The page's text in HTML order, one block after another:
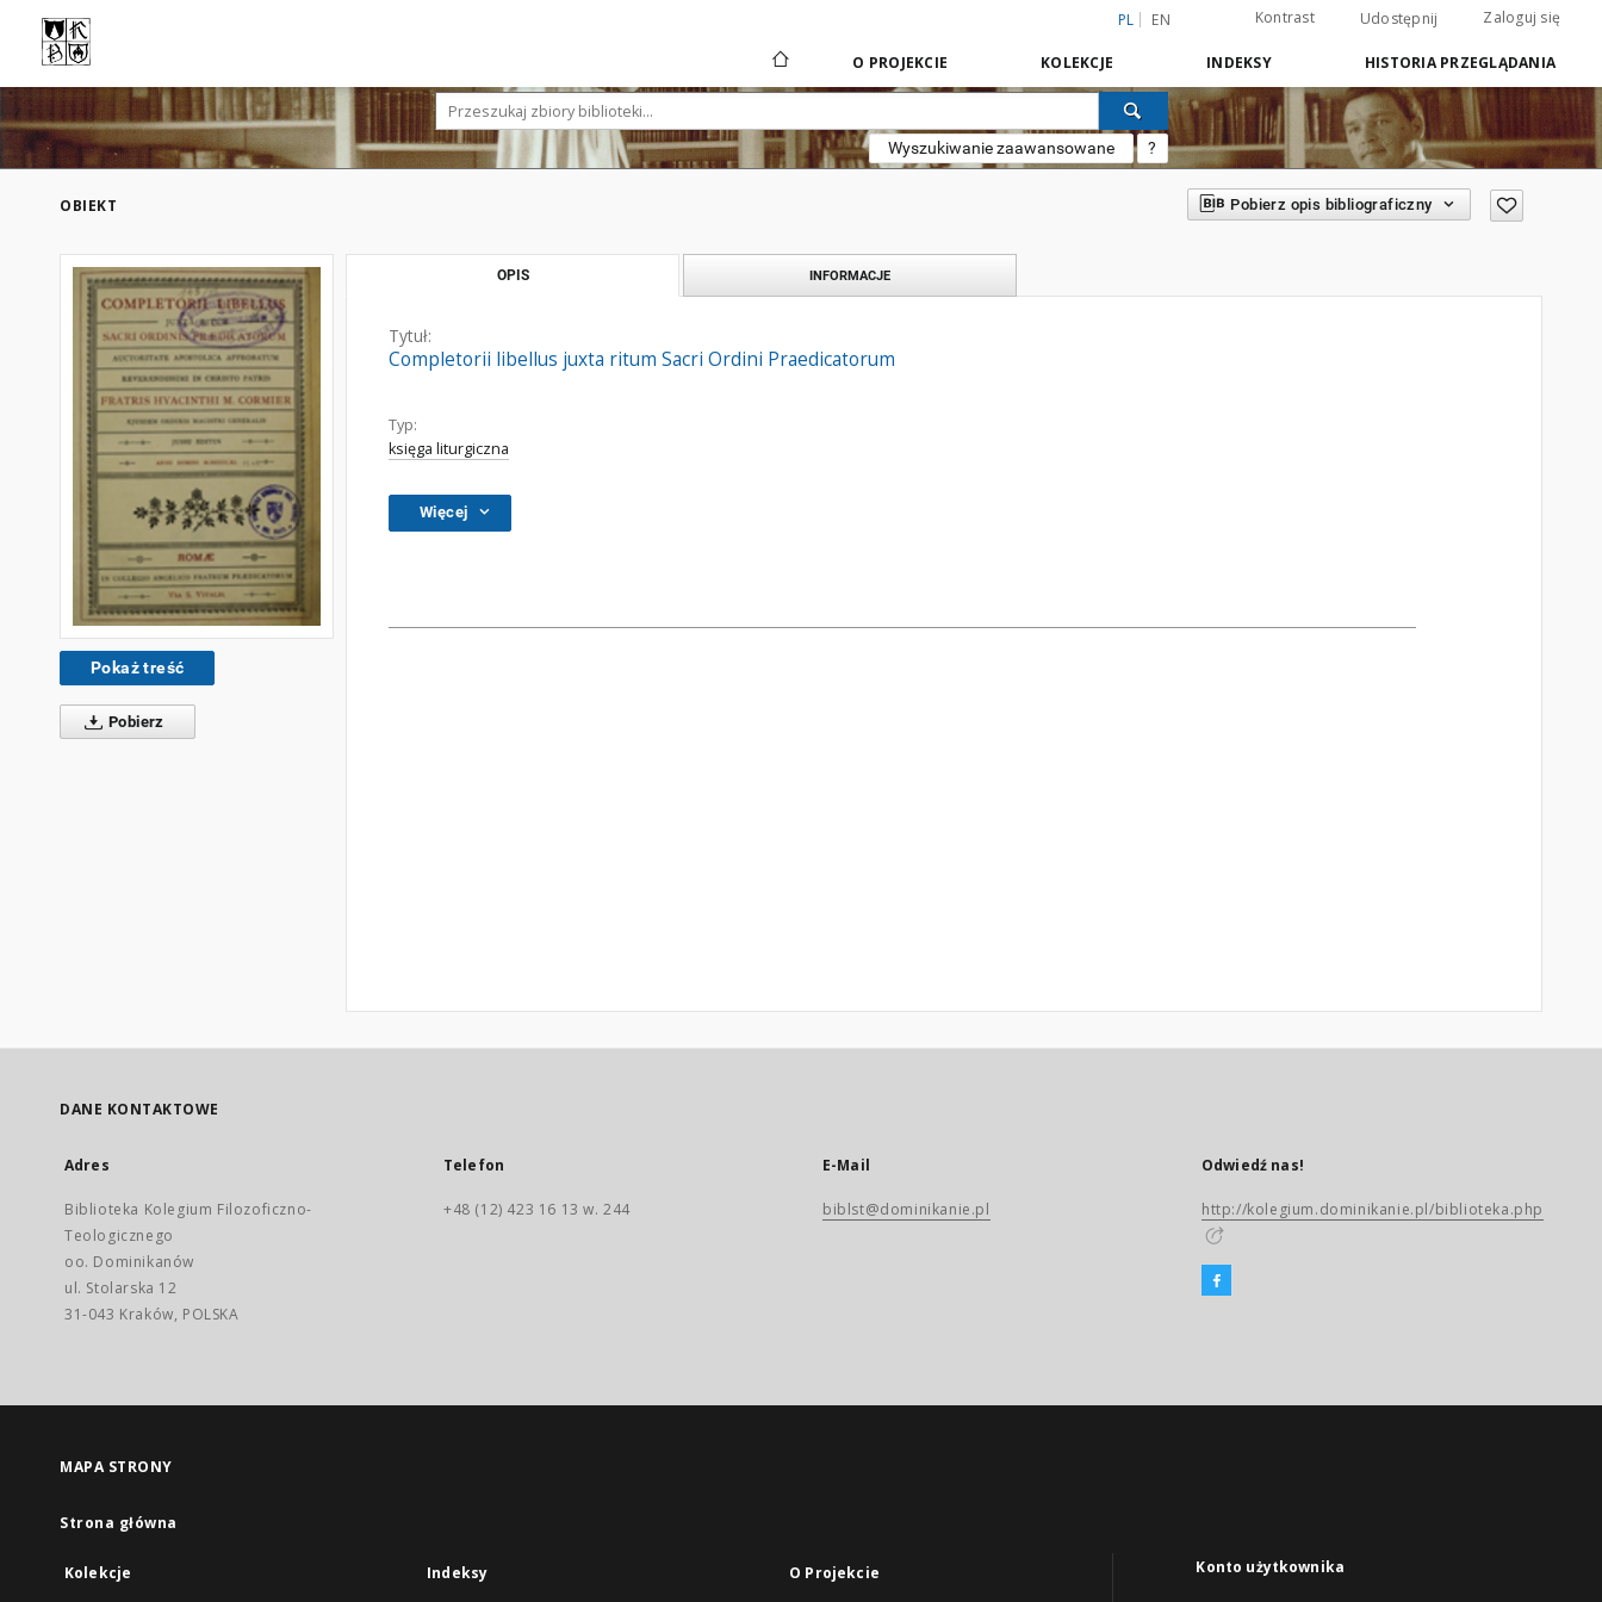
PL EN Kontrast Udostępnij Zaloguj się
O PROJEKCIE KOLEKCJE INDEKSY HISTORIA PRZEGLĄDANIA
Wyszukiwanie zaawansowane ?
OBIEKT Pobierz opis bibliograficzny
Pokaż treść
Pobierz
OPIS INFORMACJE
Tytuł:
Completorii libellus juxta ritum Sacri Ordini Praedicatorum
Typ:
księga liturgiczna
Więcej
DANE KONTAKTOWE
Adres
Biblioteka Kolegium Filozoficzno-
Teologicznego
oo. Dominikanów
ul. Stolarska 12
31-043 Kraków, POLSKA
Telefon
+48 (12) 423 16 13 w. 244
E-Mail
biblst@dominikanie.pl
Odwiedź nas!
http://kolegium.dominikanie.pl/biblioteka.php
MAPA STRONY
Strona główna
Kolekcje Indeksy O Projekcie Konto użytkownika